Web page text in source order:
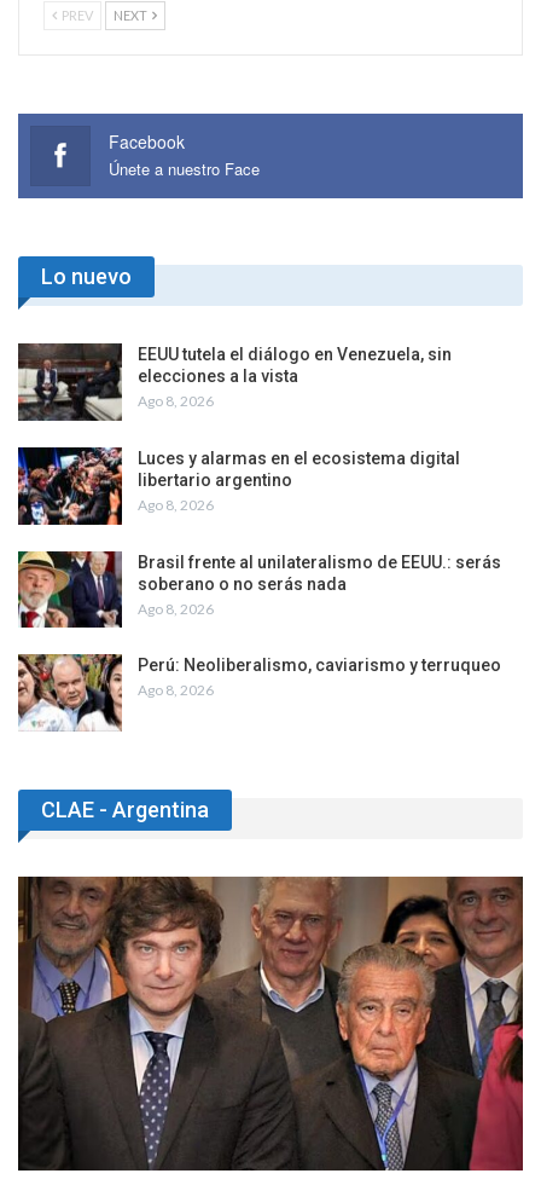
PREV NEXT
Facebook
Únete a nuestro Face
Lo nuevo
EEUU tutela el diálogo en Venezuela, sin
elecciones a la vista
Ago 8, 2026
Luces y alarmas en el ecosistema digital
libertario argentino
Ago 8, 2026
Brasil frente al unilateralismo de EEUU.: serás
soberano o no serás nada
Ago 8, 2026
Perú: Neoliberalismo, caviarismo y terruqueo
Ago 8, 2026
CLAE - Argentina